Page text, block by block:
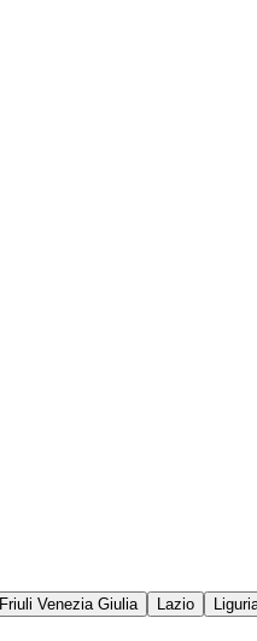
Friuli Venezia Giulia Lazio